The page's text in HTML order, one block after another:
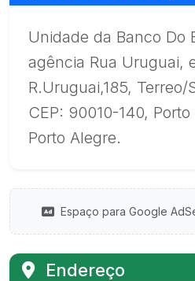
Unidade da Banco Do
agência Rua Uruguai,
R.Uruguai,185,
CEP: 90010-140,
Porto Alegre.
Espaço para Google
Endereço